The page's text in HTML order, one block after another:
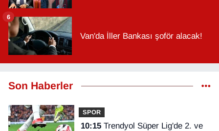
Van'da İller Bankası şoför alacak!
6
Son Haberler
SPOR
10:15Trendyol Süper Lig'de 2. ve